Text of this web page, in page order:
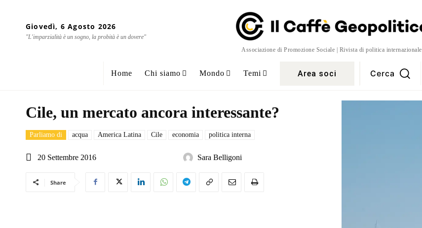
Giovedì, 6 Agosto 2026
"L'imparzialità è un sogno, la probità è un dovere"
Associazione di Promozione Sociale | Rivista di politica internazionale
Home Chi siamo Mondo Temi Area soci Cerca
Cile, un mercato ancora interessante?
Parliamo di acqua America Latina Cile economia politica interna
20 Settembre 2016 Sara Belligoni
Share